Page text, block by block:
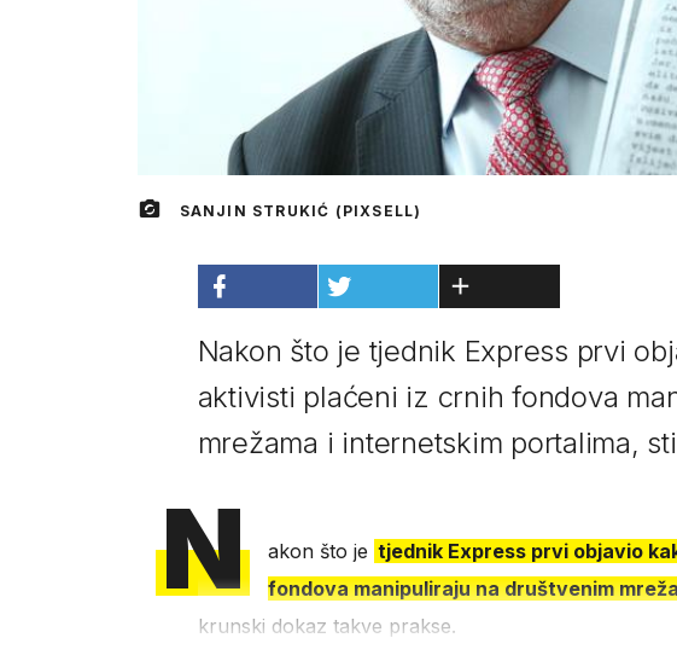
SANJIN STRUKIĆ (PIXSELL)
Nakon što je tjednik Express prvi
aktivisti plaćeni iz crnih fondova
mrežama i internetskim portalima,
N akon što je tjednik Express prvi objavio
fondova manipuliraju na društvenim
krunski dokaz takve prakse.